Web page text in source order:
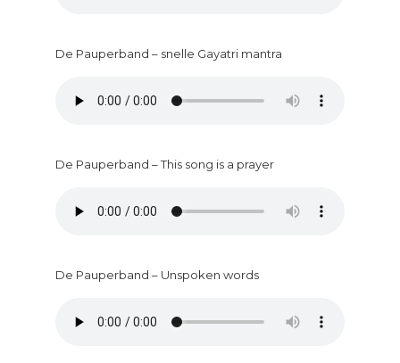
De Pauperband – snelle Gayatri mantra
De Pauperband – This song is a prayer
De Pauperband – Unspoken words